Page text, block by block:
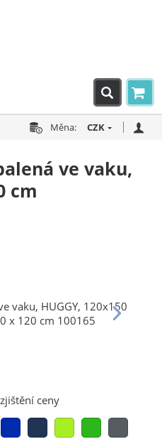
Měna: CZK
ve vaku,
cm
ceny